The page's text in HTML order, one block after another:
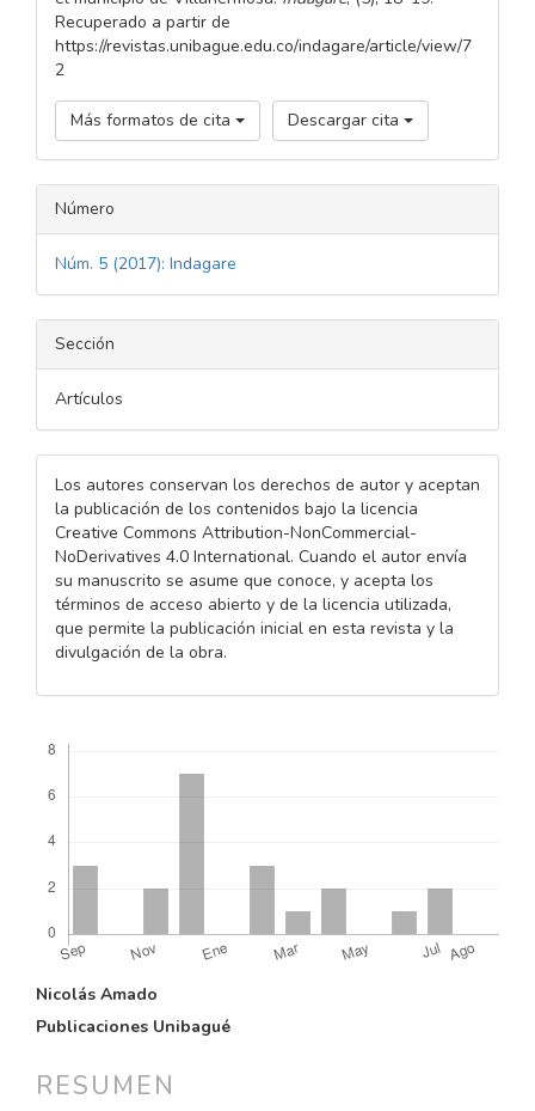
Recuperado a partir de
https://revistas.unibague.edu.co/indagare/article/view/7
2
Más formatos de cita Descargar cita
Número
Núm. 5 (2017): Indagare
Sección
Artículos
Los autores conservan los derechos de autor y aceptan
la publicación de los contenidos bajo la licencia
Creative Commons Attribution-NonCommercial-
NoDerivatives 4.0 International. Cuando el autor envía
su manuscrito se asume que conoce, y acepta los
términos de acceso abierto y de la licencia utilizada,
que permite la publicación inicial en esta revista y la
divulgación de la obra.
CONTENIDO
PRINCIPAL
ARTÍCULO
Nicolás Amado
Publicaciones Unibagué
RESUMEN